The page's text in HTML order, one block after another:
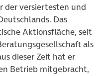
der versiertesten und
Das
Aktionsfläche, seit
als
dieser Zeit hat er
Betrieb mitgebracht,